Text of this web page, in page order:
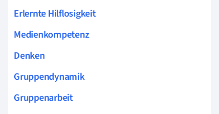
Erlernte Hilflosigkeit
Medienkompetenz
Denken
Gruppendynamik
Gruppenarbeit